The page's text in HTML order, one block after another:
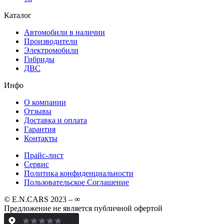
Каталог
Автомобили в наличии
Производители
Электромобили
Гибриды
ДВС
Инфо
О компании
Отзывы
Доставка и оплата
Гарантия
Контакты
Прайс-лист
Сервис
Политика конфиденциальности
Пользовательское Соглашение
© E.N.CARS 2023 – ∞
Предложение не является публичной офертой